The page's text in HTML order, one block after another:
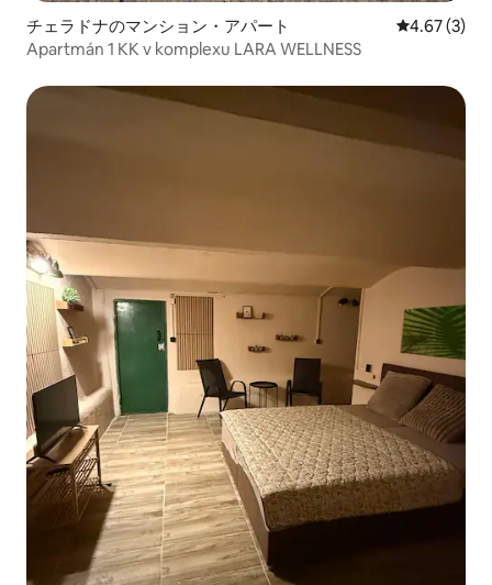
チェラドナのマンション・アパート レビュー3
4.67 (3)
Apartmán 1 KK v komplexu LARA WELLNESS